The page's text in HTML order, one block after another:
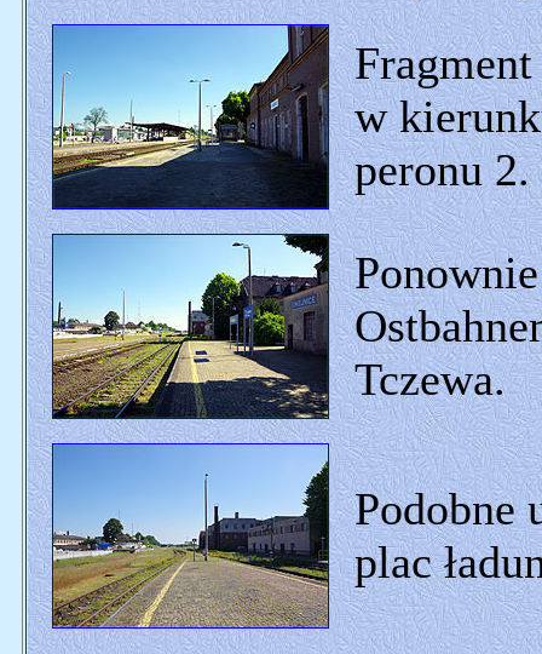
w
peronu 2.
Tczewa.
Podobne
plac